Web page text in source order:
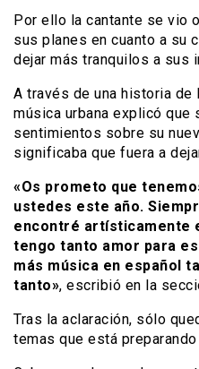
Por ello la cantante se vio
sus planes en cuanto a su
dejar más tranquilos a sus
A través de una historia de
música urbana explicó
sentimientos sobre su
significaba que fuera a
«Os prometo que
ustedes este año.
encontré artísticamente
tengo tanto amor para
más música en español
tanto», escribió en la
Tras la aclaración, sólo
temas que está